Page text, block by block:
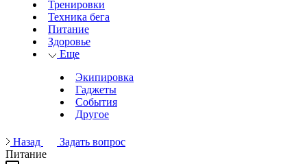
Тренировки
Техника бега
Питание
Здоровье
Еще
Экипировка
Гаджеты
События
Другое
Назад
Задать вопрос
Питание